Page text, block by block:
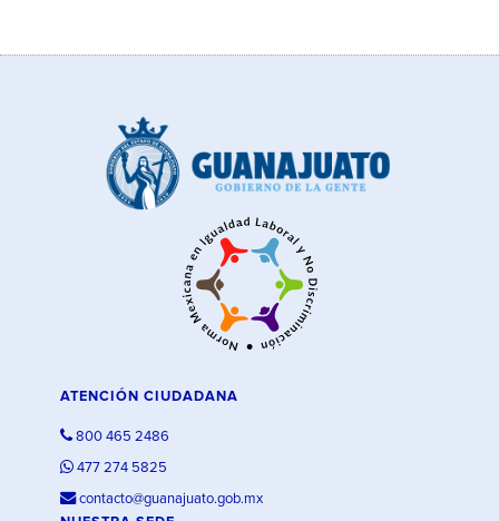
ATENCIÓN CIUDADANA
800 465 2486
477 274 5825
contacto@guanajuato.gob.mx